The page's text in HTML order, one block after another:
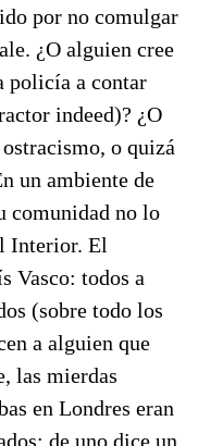
por no comulgar
¿O alguien cree
policía a contar
indeed)? ¿O
o quizá
un ambiente de
comunidad no lo
Interior. El
Vasco: todos a
(sobre todo los
a alguien que
las mierdas
en Londres eran
de uno dice un